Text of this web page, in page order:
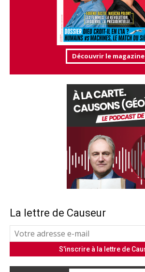
Découvrir le magazine
La lettre de Causeur